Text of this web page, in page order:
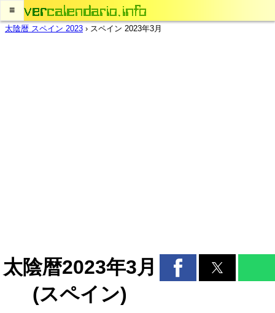
≡
太陰暦 スペイン 2023 › スペイン 2023年3月
太陰暦2023年3月
(スペイン)